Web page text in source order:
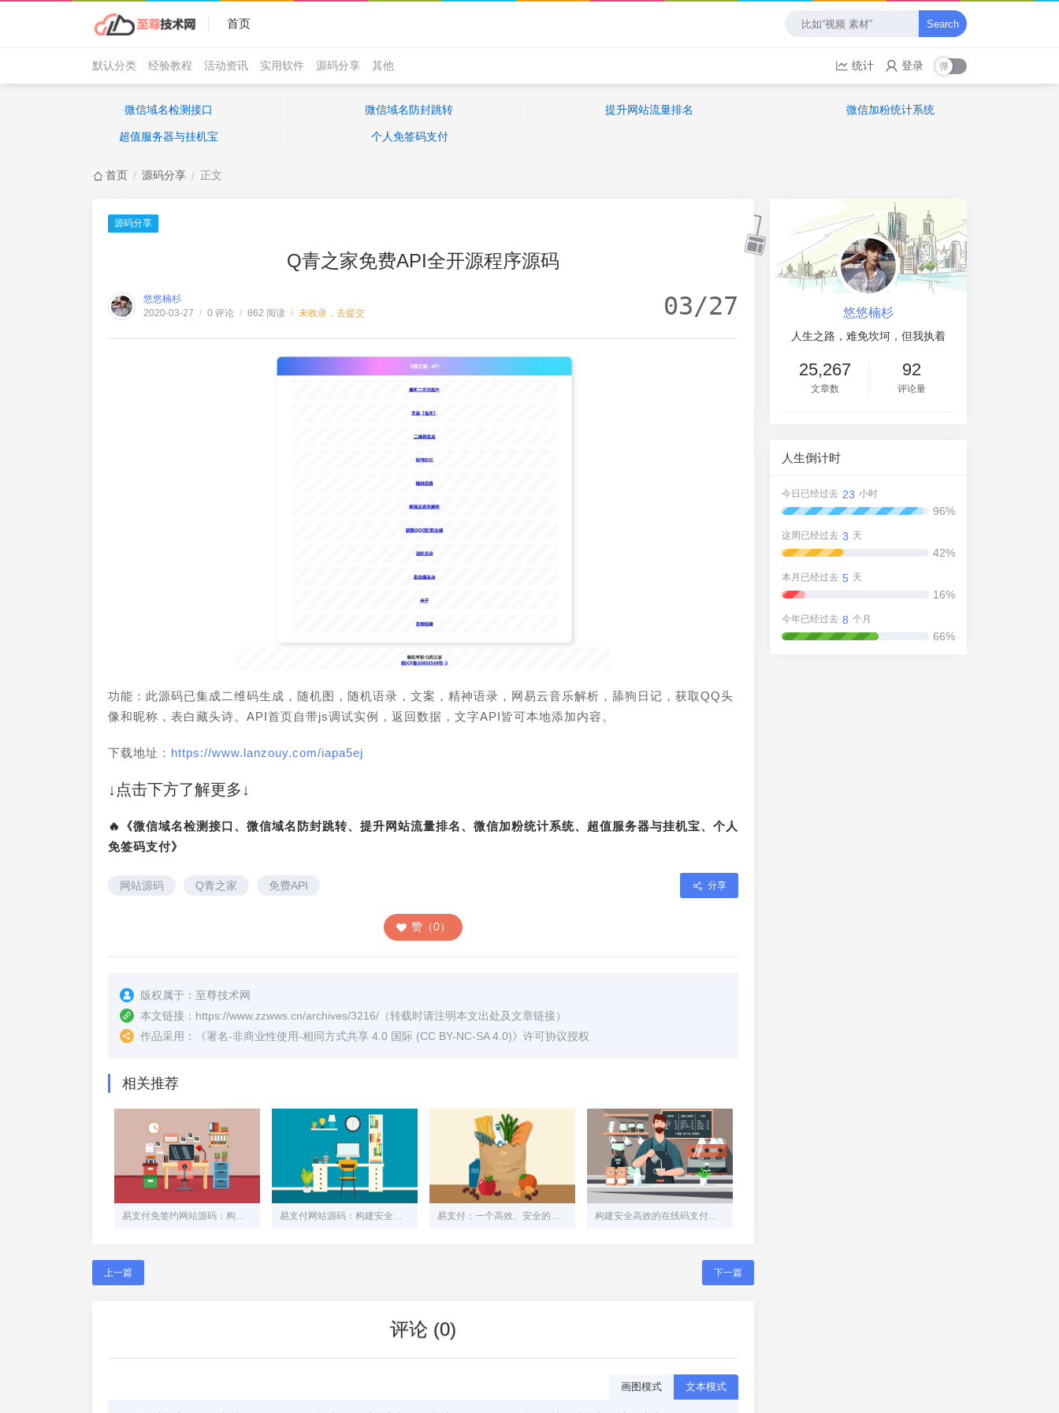
首页 Search
默认分类 经验教程 活动资讯 实用软件 源码分享 其他 统计 登录
微信域名检测接口 微信域名防封跳转 提升网站流量排名 微信加粉统计系统
超值服务器与挂机宝 个人免签码支付
首页 / 源码分享 / 正文
源码分享
Q青之家免费API全开源程序源码
悠悠楠杉
2020-03-27 / 0 评论 / 862 阅读 / 未收录，去提交 03/27
功能：此源码已集成二维码生成，随机图，随机语录，文案，精神语录，网易云音乐解析，舔狗日记，获取QQ头
像和昵称，表白藏头诗。API首页自带js调试实例，返回数据，文字API皆可本地添加内容。
下载地址： https://www.lanzouy.com/iapa5ej
↓点击下方了解更多↓
🔥《微信域名检测接口、微信域名防封跳转、提升网站流量排名、微信加粉统计系统、超值服务器与挂机宝、个人
免签码支付》
网站源码 Q青之家 免费API 分享
赞（0）
版权属于： 至尊技术网
本文链接： https://www.zzwws.cn/archives/3216/ （转载时请注明本文出处及文章链接）
作品采用：
《署名-非商业性使用-相同方式共享 4.0 国际 (CC BY-NC-SA 4.0)》许可协议授权
相关推荐
易支付免签约网站源码：构建安全高效的在线支付平台 易支付网站源码：构建安全、高效的在线支付解决方案 易支付：一个高效、安全的在线支付系统解决方案 构建安全高效的在线码支付平台：从零到一的技术指南
上一篇 下一篇
评论 (0)
画图模式 文本模式
悠悠楠杉
人生之路，难免坎坷，但我执着
25,267
文章数
92
评论量
人生倒计时
今日已经过去 23 小时
96%
这周已经过去 3 天
42%
本月已经过去 5 天
16%
今年已经过去 8 个月
66%